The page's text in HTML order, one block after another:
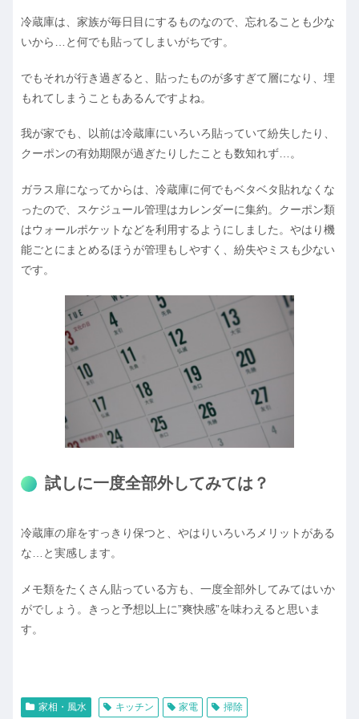
冷蔵庫は、家族が毎日目にするものなので、忘れることも少な
いから…と何でも貼ってしまいがちです。
でもそれが行き過ぎると、貼ったものが多すぎて層になり、埋
もれてしまうこともあるんですよね。
我が家でも、以前は冷蔵庫にいろいろ貼っていて紛失したり、
クーポンの有効期限が過ぎたりしたことも数知れず…。
ガラス扉になってからは、冷蔵庫に何でもベタベタ貼れなくな
ったので、スケジュール管理はカレンダーに集約。クーポン類
はウォールポケットなどを利用するようにしました。やはり機
能ごとにまとめるほうが管理もしやすく、紛失やミスも少ない
です。
試しに一度全部外してみては？
冷蔵庫の扉をすっきり保つと、やはりいろいろメリットがある
な…と実感します。
メモ類をたくさん貼っている方も、一度全部外してみてはいか
がでしょう。きっと予想以上に”爽快感”を味わえると思いま
す。
家相・風水 キッチン 家電 掃除